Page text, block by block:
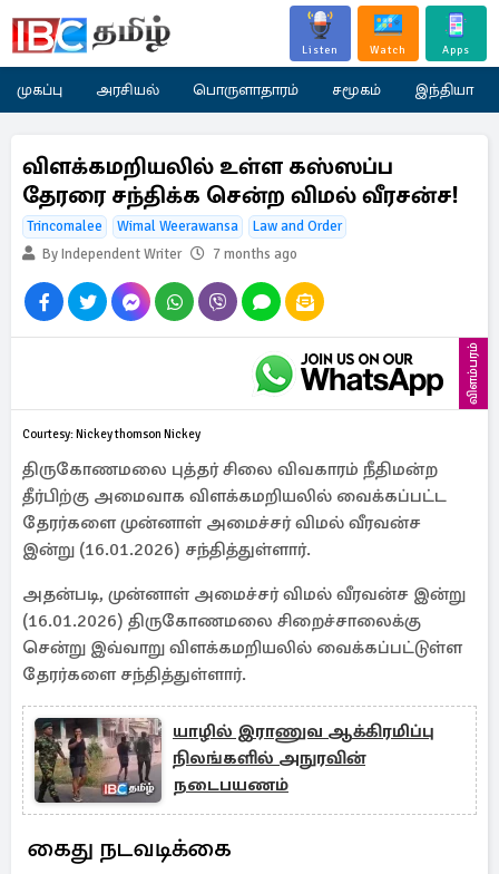
Listen Watch Apps
முகப்பு அரசியல் பொருளாதாரம் சமூகம் இந்தியா
விளக்கமறியலில் உள்ள கஸ்ஸப்ப
தேரரை சந்திக்க சென்ற விமல் வீரசன்ச!
Trincomalee Wimal Weerawansa
Law and Order
By Independent Writer
7 months ago
விளம்பரம்
Courtesy: Nickey thomson Nickey
திருகோணமலை புத்தர் சிலை விவகாரம் நீதிமன்ற
தீர்பிற்கு அமைவாக விளக்கமறியலில் வைக்கப்பட்ட
தேரர்களை முன்னாள் அமைச்சர் விமல் வீரவன்ச
இன்று (16.01.2026) சந்தித்துள்ளார்.
அதன்படி, முன்னாள் அமைச்சர் விமல் வீரவன்ச இன்று
(16.01.2026) திருகோணமலை சிறைச்சாலைக்கு
சென்று இவ்வாறு விளக்கமறியலில் வைக்கப்பட்டுள்ள
தேரர்களை சந்தித்துள்ளார்.
யாழில் இராணுவ ஆக்கிரமிப்பு
நிலங்களில் அநுரவின்
நடைபயணம்
கைது நடவடிக்கை